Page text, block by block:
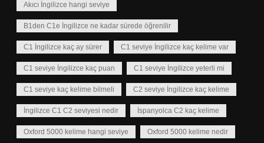
Akıcı İngilizce hangi seviye
B1den C1e İngilizce ne kadar sürede öğrenilir
C1 İngilizce kaç ay sürer C1 seviye İngilizce kaç kelime var
C1 seviye İngilizce kaç puan C1 seviye İngilizce yeterli mi
C1 seviye kaç kelime bilmeli C2 seviye İngilizce kaç kelime
İngilizce C1 C2 seviyesi nedir İspanyolca C2 kaç kelime
Oxford 5000 kelime hangi seviye Oxford 5000 kelime nedir